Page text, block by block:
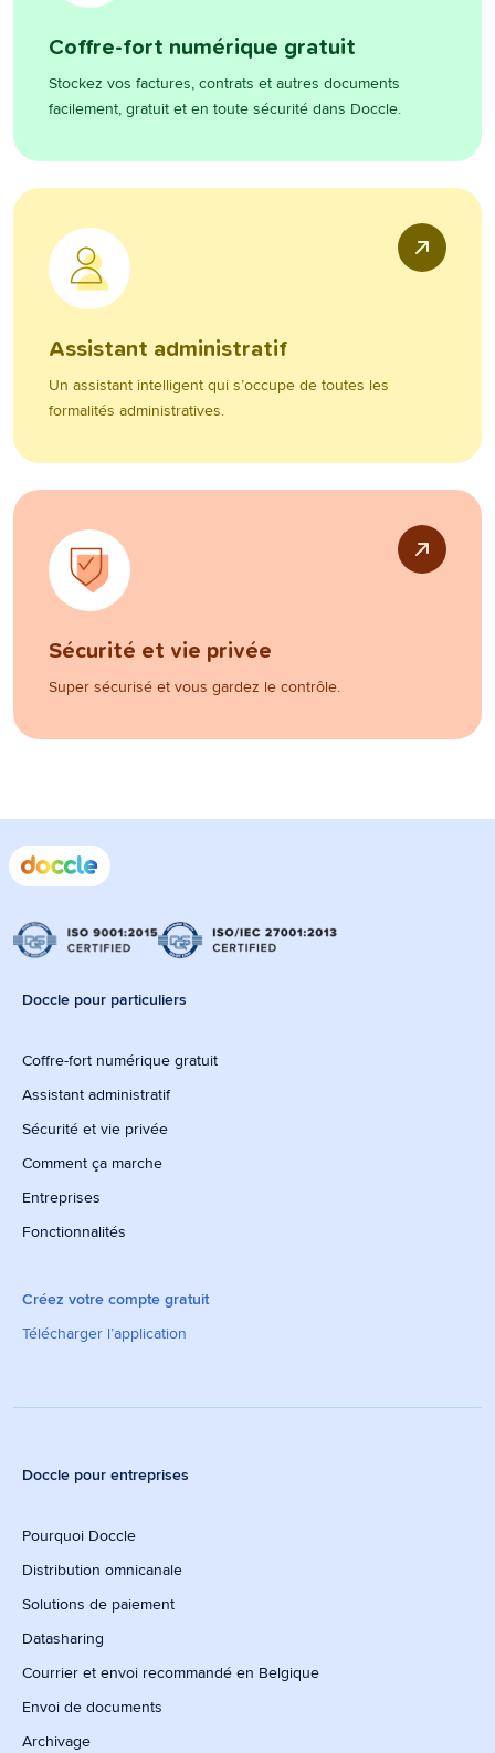
Coffre-fort numérique gratuit
Stockez vos factures, contrats et autres documents
facilement, gratuit et en toute sécurité dans Doccle.
Assistant administratif
Un assistant intelligent qui s’occupe de toutes les
formalités administratives.
Sécurité et vie privée
Super sécurisé et vous gardez le contrôle.
Doccle pour particuliers
Coffre-fort numérique gratuit
Assistant administratif
Sécurité et vie privée
Comment ça marche
Entreprises
Fonctionnalités
Créez votre compte gratuit
Télécharger l’application
Doccle pour entreprises
Pourquoi Doccle
Distribution omnicanale
Solutions de paiement
Datasharing
Courrier et envoi recommandé en Belgique
Envoi de documents
Archivage